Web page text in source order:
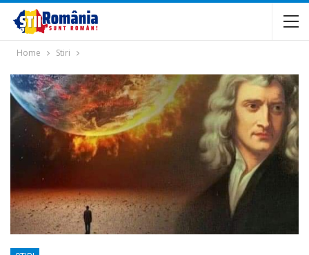
Home Stiri